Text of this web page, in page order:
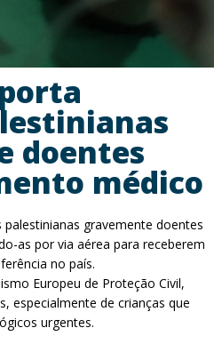
doentes
médico
gravemente doentes
as por via aérea para receberem
no país.
Europeu de Proteção Civil,
especialmente de crianças que
urgentes.